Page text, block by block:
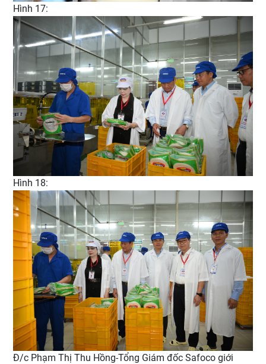
Hình 17:
Hình 18:
Đ/c Phạm Thị Thu Hồng-Tổng Giám đốc Safoco giới